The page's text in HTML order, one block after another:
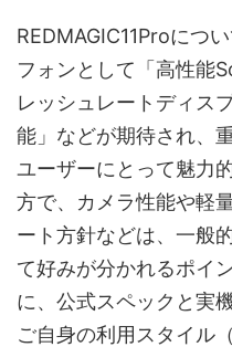
REDMAGIC11Proにつ
フォンとして「高性能
レッシュレートディス
能」などが期待され、
ユーザーにとって魅力
方で、カメラ性能や軽
ート方針などは、一般
て好みが分かれるポイ
に、公式スペックと実
ご自身の利用スタイル